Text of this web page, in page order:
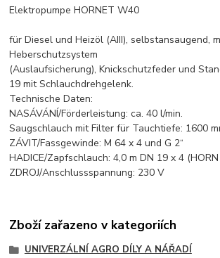
Elektropumpe HORNET W40
für Diesel und Heizöl (AIII), selbstansaugend,
Heberschutzsystem
(Auslaufsicherung), Knickschutzfeder und
19 mit Schlauchdrehgelenk.
Technische Daten:
NASÁVÁNÍ/Förderleistung: ca. 40 l/min.
Saugschlauch mit Filter für Tauchtiefe: 1600
ZÁVIT/Fassgewinde: M 64 x 4 und G 2“
HADICE/Zapfschlauch: 4,0 m DN 19 x 4
ZDROJ/Anschlussspannung: 230 V
Zboží zařazeno v kategoriích
UNIVERZÁLNÍ AGRO DÍLY A NÁŘADÍ